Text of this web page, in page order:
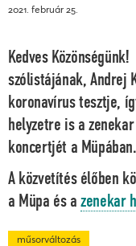
2021. február 25.
Kedves
szólistájának, Andrej
koronavírus tesztje,
helyzetre is a
koncertjét a Müpában.
A közvetítés élőben
a Müpa és azenekar
műsorváltozás